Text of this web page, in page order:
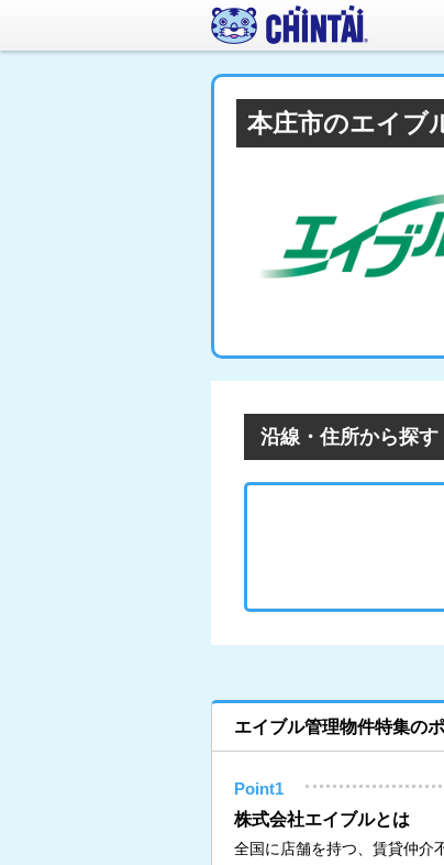
本庄市のエイブ
沿線・住所から探す
エイブル管理物件特集の
Point1
株式会社エイブルとは
全国に店舗を持つ、賃貸仲介